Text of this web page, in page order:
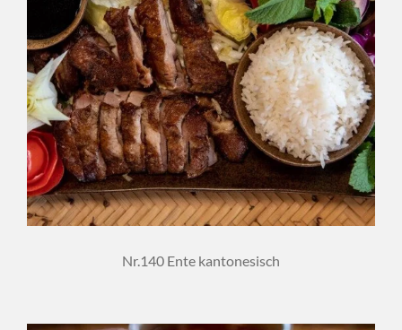
Nr.140 Ente kantonesisch